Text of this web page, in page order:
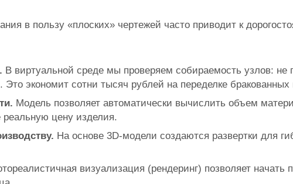
в пользу «плоских» чертежей часто приводит к
В виртуальной среде мы проверяем собираемость узлов: не
экономит сотни тысяч рублей на переделке бракованных
Модель позволяет автоматически вычислить объем
реальную цену изделия.
На основе 3D‑модели создаются развертки для
визуализация (рендеринг) позволяет